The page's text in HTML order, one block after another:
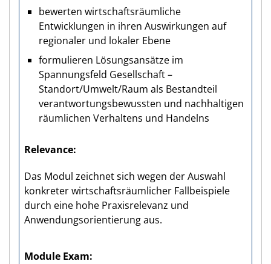
bewerten wirtschaftsräumliche
Entwicklungen in ihren Auswirkungen auf
regionaler und lokaler Ebene
formulieren Lösungsansätze im
Spannungsfeld Gesellschaft –
Standort/Umwelt/Raum als Bestandteil
verantwortungsbewussten und nachhaltigen
räumlichen Verhaltens und Handelns
Relevance
Das Modul zeichnet sich wegen der Auswahl
konkreter wirtschaftsräumlicher Fallbeispiele
durch eine hohe Praxisrelevanz und
Anwendungsorientierung aus.
Module Exam